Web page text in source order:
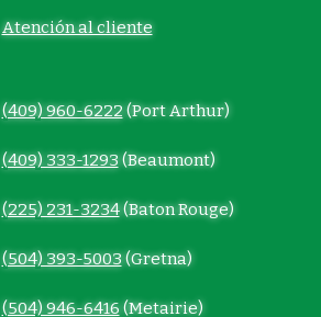
Atención al cliente
(409) 960-6222(Port Arthur)
(409) 333-1293(Beaumont)
(225) 231-3234(Baton Rouge)
(504) 393-5003(Gretna)
(504) 946-6416(Metairie)